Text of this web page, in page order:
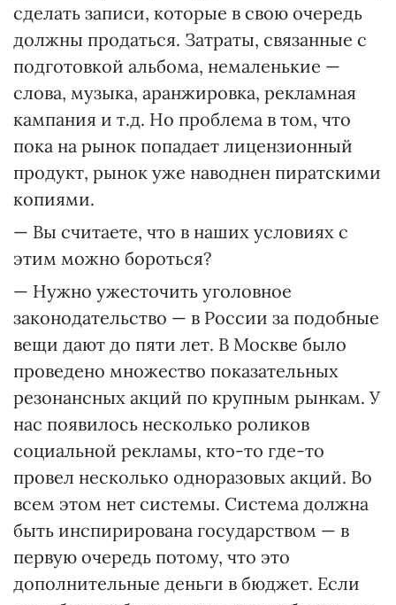
сделать записи, которые в свою очередь
должны продаться. Затраты, связанные с
подготовкой альбома, немаленькие —
слова, музыка, аранжировка, рекламная
кампания и т.д. Но проблема в том, что
пока на рынок попадает лицензионный
продукт, рынок уже наводнен пиратскими
копиями.
— Вы считаете, что в наших условиях с
этим можно бороться?
— Нужно ужесточить уголовное
законодательство — в России за подобные
вещи дают до пяти лет. В Москве было
проведено множество показательных
резонансных акций по крупным рынкам. У
нас появилось несколько роликов
социальной рекламы, кто-то где-то
провел несколько одноразовых акций. Во
всем этом нет системы. Система должна
быть инспирирована государством — в
первую очередь потому, что это
дополнительные деньги в бюджет. Если